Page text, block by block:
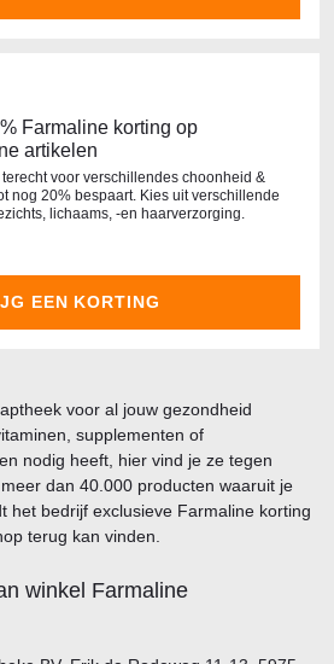
Farmaline korting op
artikelen
voor verschillendes choonheid &
nog 20% bespaart. Kies uit verschillende
lichaams, -en haarverzorging.
EEN KORTING
voor al jouw gezondheid
supplementen of
nodig heeft, hier vind je ze tegen
dan 40.000 producten waaruit je
het bedrijf exclusieve Farmaline korting
terug kan vinden.
winkel Farmaline